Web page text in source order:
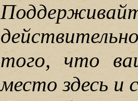
того, что
место здесь и